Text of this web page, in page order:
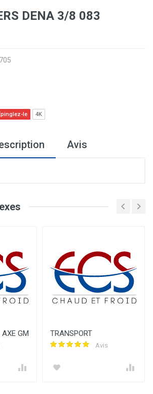
DENA 3/8 083
le 4K
Avis
GM TRANSPORT
Avis